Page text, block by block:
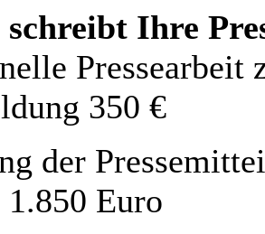
Ihre
Pressearbeit
350 €
der
Euro